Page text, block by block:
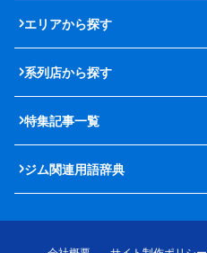
エリアから探す
系列店から探す
特集記事一覧
ジム関連用語辞典